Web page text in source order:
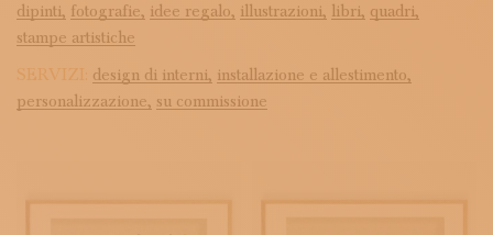
dipinti, fotografie, idee regalo, illustrazioni, libri, quadri,
stampe artistiche
SERVIZI: design di interni, installazione e allestimento,
personalizzazione, su commissione